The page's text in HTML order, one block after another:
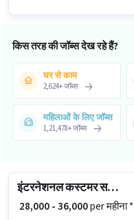
किस तरह की जॉब्स देख रहे हैं?
घर से काम
2,624+जॉब्स
महिलाओं के लिए जॉब्स
1,21,478+जॉब्स
इंटरनेशनल कस्टमर सपोर्ट एग्जीक्यूटिव
₹ 28,000 - 36,000per महीना *